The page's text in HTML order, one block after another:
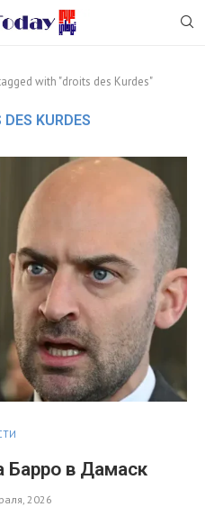
with "droits des Kurdes"
DES KURDES
Барро в Дамаск
2026